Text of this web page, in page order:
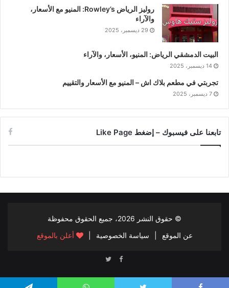
روليز الرياض Rowley’s: المنيو مع الأسعار،
والآراء
29 ديسمبر، 2025
البيت الدمشقي الرياض: المنيو، الأسعار، والآراء
14 ديسمبر، 2025
تجربتي في مطعم بلاك اش – المنيو مع الأسعار والتقييم
7 ديسمبر، 2025
تابعنا على فيسبوك – إضغط Like Page
© حقوق النشر 2026، جميع الحقوق محفوظة
عن الموقع
سياسة الخصوصية أعلن بالموقع